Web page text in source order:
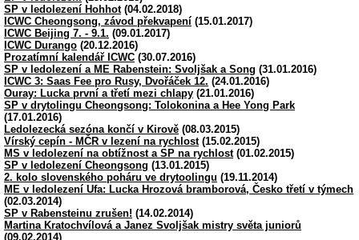
SP v ledolezení Hohhot(04.02.2018)
ICWC Cheongsong, závod překvapení (15.01.2017)
ICWC Beijing 7. - 9.1. (09.01.2017)
ICWC Durango (20.12.2016)
Prozatímní kalendář ICWC (30.07.2016)
SP v ledolezení a ME Rabenstein: Svoljšak a Song (31.01.2016)
ICWC 3: Saas Fee pro Rusy, Dvořáček 12. (24.01.2016)
Ouray: Lucka první a třetí mezi chlapy (21.01.2016)
SP v drytolingu Cheongsong: Tolokonina a Hee Yong Park
(17.01.2016)
Ledolezecká sezóna končí v Kirově (08.03.2015)
Vírský cepín - MČR v lezení na rychlost(15.02.2015)
MS v ledolezení na obtížnost a SP na rychlost(01.02.2015)
SP v ledolezení Cheongsong (13.01.2015)
2. kolo slovenského poháru ve drytoolingu (19.11.2014)
ME v ledolezení Ufa: Lucka Hrozová bramborová, Česko třetí v týmech
(02.03.2014)
SP v Rabensteinu zrušen! (14.02.2014)
Martina Kratochvílová a Janez Svoljšak mistry světa juniorů
(09.02.2014)